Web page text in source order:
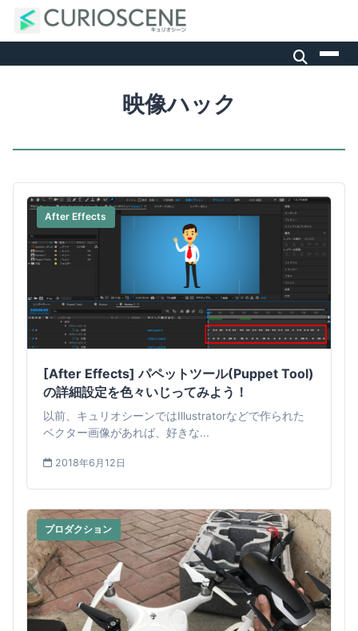
映像ハック
After Effects
[After Effects] パペットツール(Puppet Tool)
の詳細設定を色々いじってみよう！
以前、キュリオシーンではIllustratorなどで作られた
ベクター画像があれば、好きな...
2018年6月12日
プロダクション